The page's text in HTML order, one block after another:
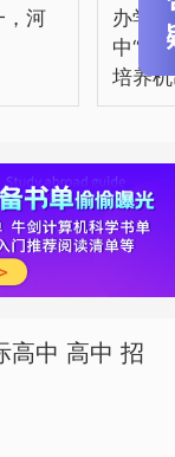
，河
办学
中“五
培养
高中 高中 招